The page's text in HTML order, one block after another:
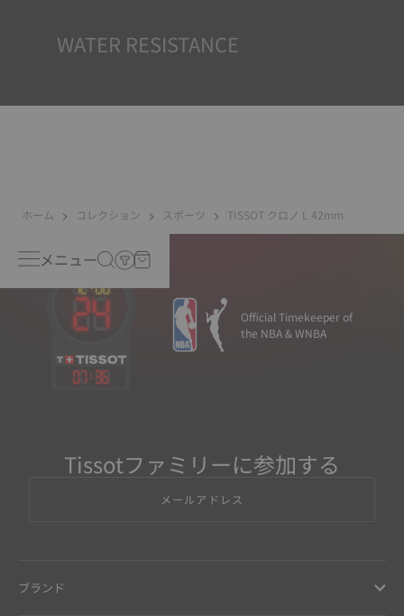
*Non-contractual image
WATER RESISTANCE
ホーム コレクション スポーツ TISSOT クロノ L 42mm
メニュー
07: 36
Official Timekeeper of
the NBA & WNBA
Tissotファミリーに参加する
メールアドレス
ブランド